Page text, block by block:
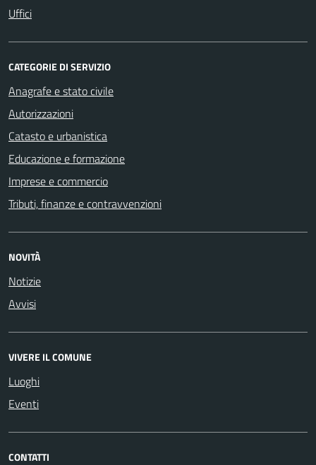
Uffici
CATEGORIE DI SERVIZIO
Anagrafe e stato civile
Autorizzazioni
Catasto e urbanistica
Educazione e formazione
Imprese e commercio
Tributi, finanze e contravvenzioni
NOVITÀ
Notizie
Avvisi
VIVERE IL COMUNE
Luoghi
Eventi
CONTATTI